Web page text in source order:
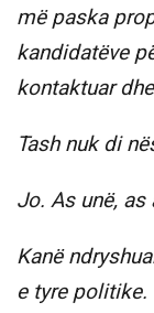
më paska
kandidatëve
kontaktuar
Tash nuk di
Jo. As unë, as
Kanë
e tyre politike.